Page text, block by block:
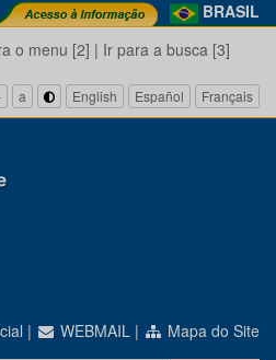
BRASIL
o menu [2] | Ir para a busca [3]
a English Español Français
| WEBMAIL | Mapa do Site